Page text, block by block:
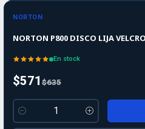
-10%OFF
NORTON
NORTON P800 DISCO LIJA
En stock
$571 $635
Cantidad